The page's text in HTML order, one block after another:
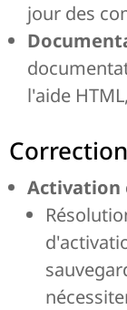
jour des
l'aide
Activation